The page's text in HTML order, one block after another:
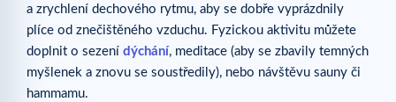
a zrychlení dechového rytmu, aby se dobře vyprázdnily
plíce od znečištěného vzduchu. Fyzickou aktivitu můžete
doplnit o sezení dýchání, meditace (aby se zbavily temných
myšlenek a znovu se soustředily), nebo návštěvu sauny či
hammamu.